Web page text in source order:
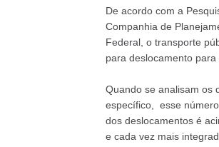
De acordo com a
Companhia de
Federal, o transporte
para deslocamento
Quando se analisam os
específico, esse
dos deslocamentos é
e cada vez mais